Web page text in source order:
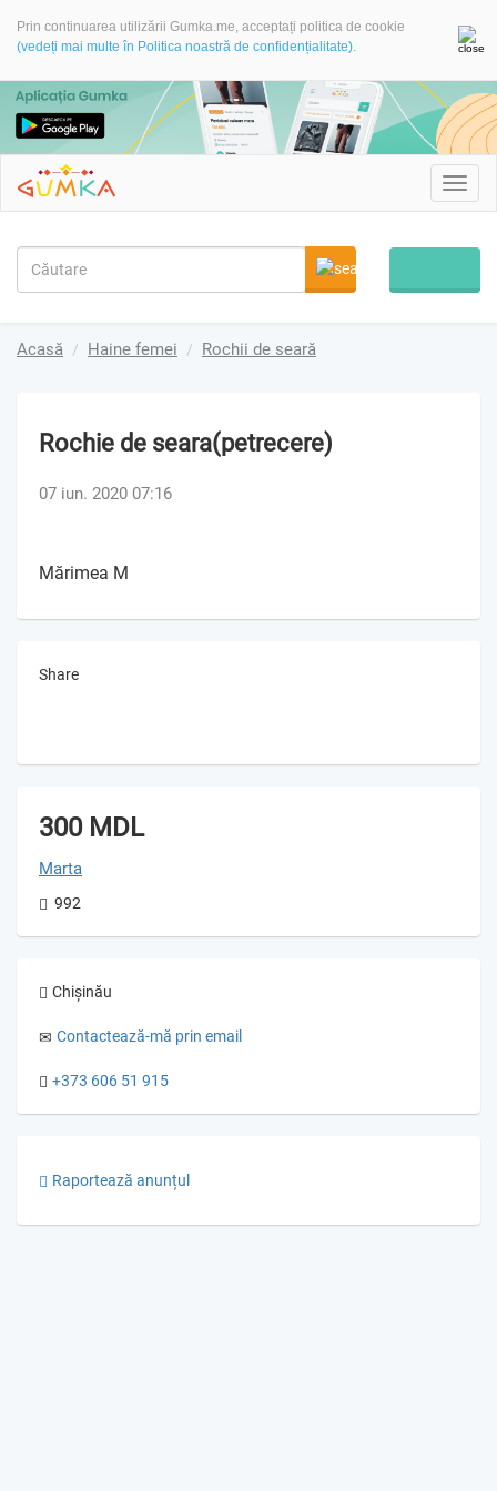
Prin continuarea utilizării Gumka.me, acceptați politica de cookie
(vedeți mai multe în Politica noastră de confidențialitate).
Acasă Haine femei Rochii de seară
Rochie de seara(petrecere)
07 iun. 2020 07:16
Mărimea M
Share
300 MDL
Marta
992
Chișinău
Contactează-mă prin email
+373 606 51 915
Raportează anunțul